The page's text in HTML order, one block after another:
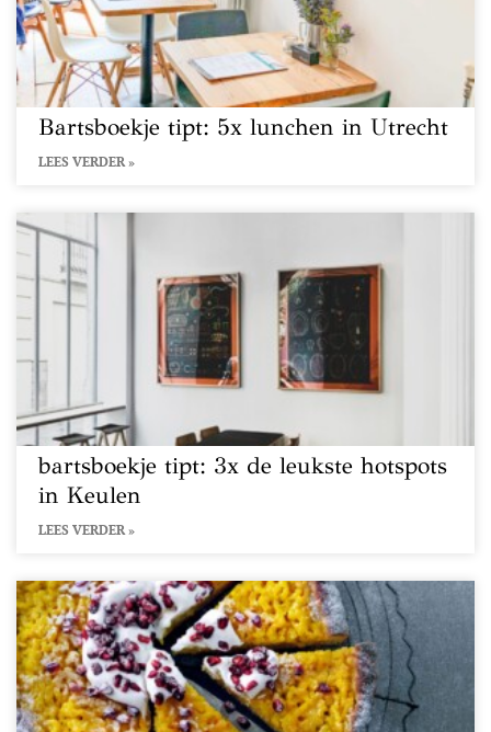
Bartsboekje tipt: 5x lunchen in Utrecht
LEES VERDER »
bartsboekje tipt: 3x de leukste hotspots
in Keulen
LEES VERDER »